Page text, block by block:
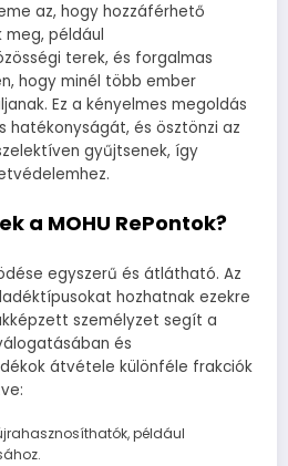
az, hogy hozzáférhető
meg, például
terek, és forgalmas
hogy minél több ember
Ez a kényelmes megoldás
hatékonyságát, és ösztönzi az
gyűjtsenek, így
a MOHU RePontok?
egyszerű és átlátható. Az
hozhatnak ezekre
személyzet segít a
és
átvétele különféle frakciók
például